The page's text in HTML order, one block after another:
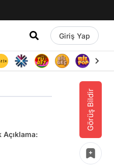
Giriş Yap
Görüş Bildir